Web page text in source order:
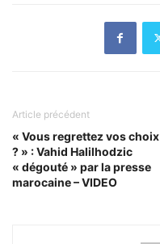
Article précédent
« Vous regrettez vos choix
? » : Vahid Halilhodzic
« dégouté » par la presse
marocaine – VIDEO